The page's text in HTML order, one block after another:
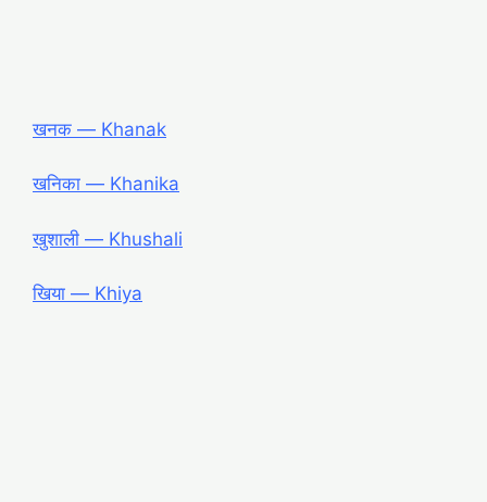
खनक ― Khanak
खनिका ― Khanika
खुशाली ― Khushali
खिया ― Khiya